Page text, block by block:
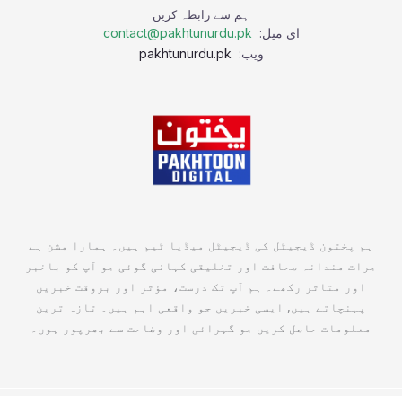
ہم سے رابطہ کریں
ای میل: contact@pakhtunurdu.pk
ویب:
ہم پختون ڈیجیٹل کی ڈیجیٹل میڈیا ٹیم ہیں۔ ہمارا مشن ہے
جرات مندانہ صحافت اور تخلیقی کہانی گوئی جو آپ کو باخبر
اور متاثر رکھے۔ ہم آپ تک درست، مؤثر اور بروقت خبریں
پہنچاتے ہیں, ایسی خبریں جو واقعی اہم ہیں۔ تازہ ترین
معلومات حاصل کریں جو گہرائی اور وضاحت سے بھرپور ہوں۔